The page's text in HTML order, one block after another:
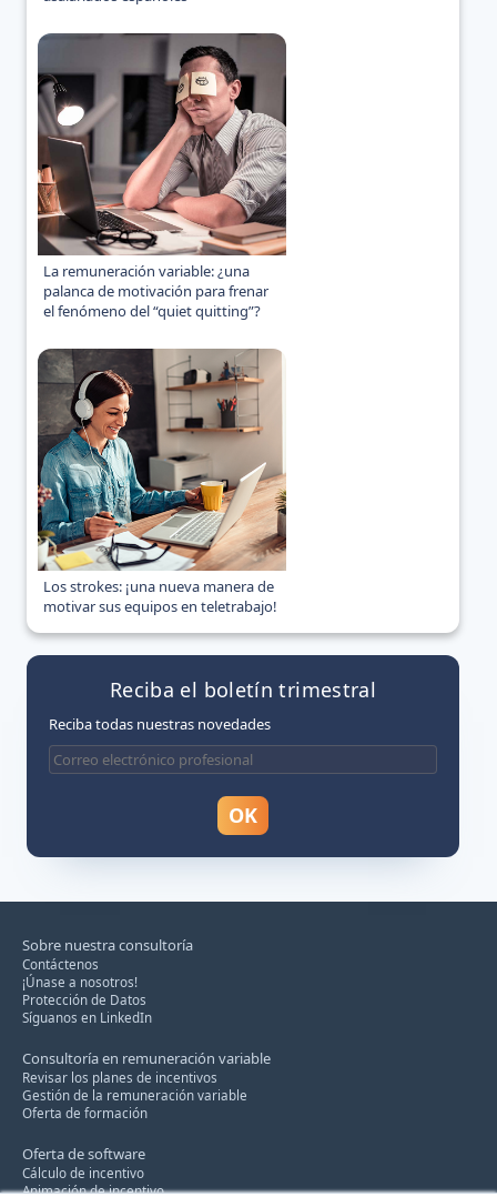
La remuneración variable: ¿una
palanca de motivación para frenar
el fenómeno del “quiet quitting”?
Los strokes: ¡una nueva manera de
motivar sus equipos en teletrabajo!
Reciba el boletín trimestral
Reciba todas nuestras novedades
Sobre nuestra consultoría
Contáctenos
¡Únase a nosotros!
Protección de Datos
Síguanos en LinkedIn
Consultoría en remuneración variable
Revisar los planes de incentivos
Gestión de la remuneración variable
Oferta de formación
Oferta de software
Cálculo de incentivo
Animación de incentivo